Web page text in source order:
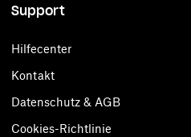
Support
Hilfecenter
Kontakt
Datenschutz & AGB
Cookies-Richtlinie